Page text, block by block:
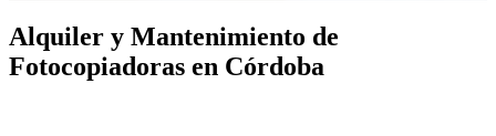
Alquiler y Mantenimiento de
Fotocopiadoras en Córdoba